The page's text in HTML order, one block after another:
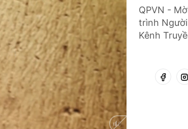
QPVN -
trình
Kênh